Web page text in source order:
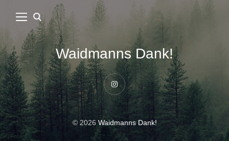
Waidmanns Dank!
Instagram
© 2026Waidmanns Dank!